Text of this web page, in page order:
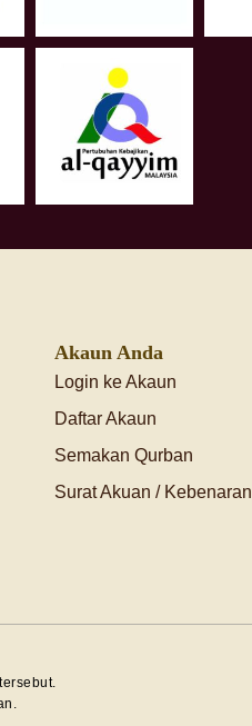
Akaun Anda
Login ke Akaun
Daftar Akaun
Semakan Qurban
Surat Akuan / Kebenaran